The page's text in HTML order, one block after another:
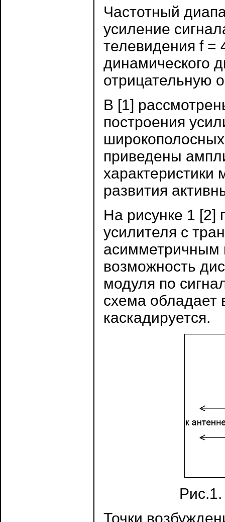
Частотный
усиление
телевидения f =
динамического
отрицательную
В [1]
построения
приведены
характеристики
развития
На рисунке 1 [2]
усилителя с
возможность
модуля по
схема обладает
каскадируется.
Точки